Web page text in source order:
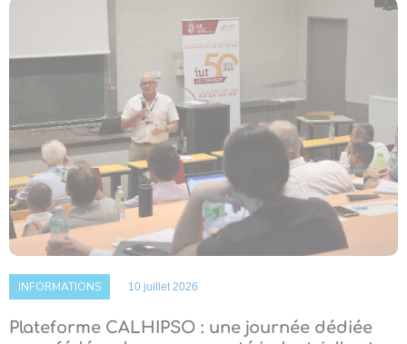
INFORMATIONS 10 juillet 2026
Plateforme CALHIPSO : une journée dédiée